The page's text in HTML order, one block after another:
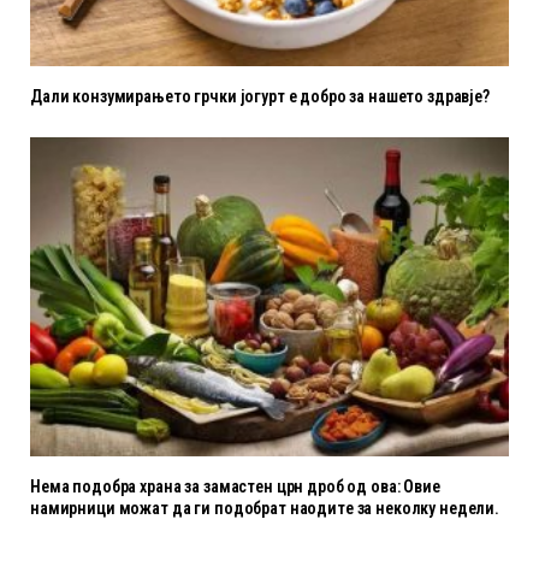
Дали конзумирањето грчки јогурт е добро за нашето здравје?
Нема подобра храна за замастен црн дроб од ова: Овие
намирници можат да ги подобрат наодите за неколку недели.